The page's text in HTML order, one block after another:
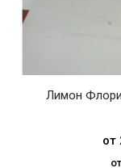
Лимон
от